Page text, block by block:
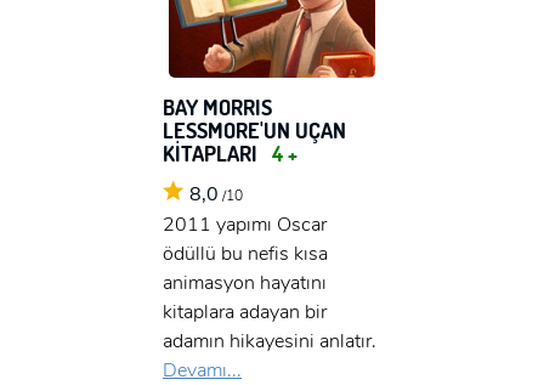
BAY MORRIS
LESSMORE'UN UÇAN
KİTAPLARI 4 +
8,0 /10
2011 yapımı Oscar
ödüllü bu nefis kısa
animasyon hayatını
kitaplara adayan bir
adamın hikayesini anlatır.
Devamı...